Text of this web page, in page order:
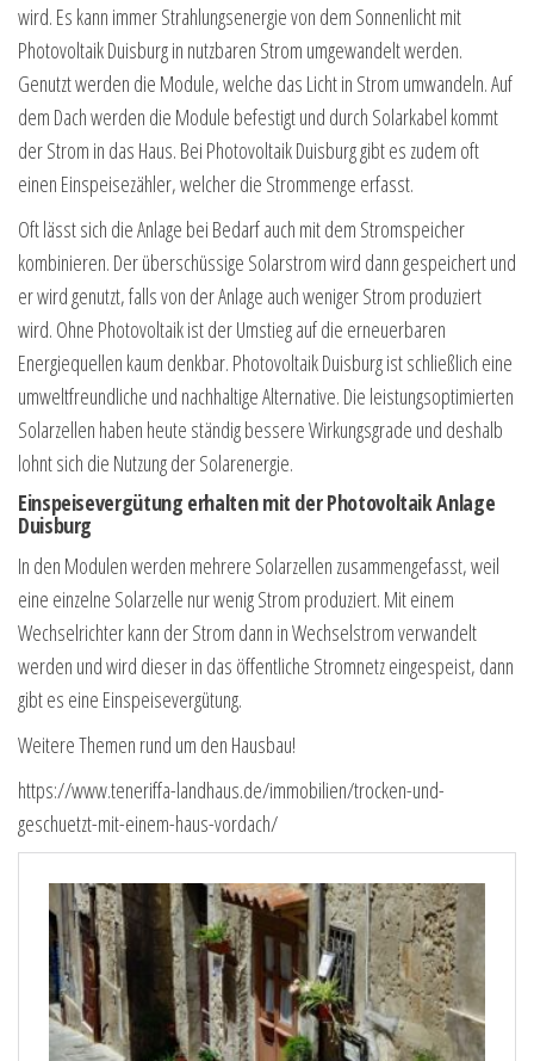
wird. Es kann immer Strahlungsenergie von dem Sonnenlicht mit
Photovoltaik Duisburg in nutzbaren Strom umgewandelt werden.
Genutzt werden die Module, welche das Licht in Strom umwandeln. Auf
dem Dach werden die Module befestigt und durch Solarkabel kommt
der Strom in das Haus. Bei Photovoltaik Duisburg gibt es zudem oft
einen Einspeisezähler, welcher die Strommenge erfasst.
Oft lässt sich die Anlage bei Bedarf auch mit dem Stromspeicher
kombinieren. Der überschüssige Solarstrom wird dann gespeichert und
er wird genutzt, falls von der Anlage auch weniger Strom produziert
wird. Ohne Photovoltaik ist der Umstieg auf die erneuerbaren
Energiequellen kaum denkbar. Photovoltaik Duisburg ist schließlich eine
umweltfreundliche und nachhaltige Alternative. Die leistungsoptimierten
Solarzellen haben heute ständig bessere Wirkungsgrade und deshalb
lohnt sich die Nutzung der Solarenergie.
Einspeisevergütung erhalten mit der Photovoltaik Anlage
Duisburg
In den Modulen werden mehrere Solarzellen zusammengefasst, weil
eine einzelne Solarzelle nur wenig Strom produziert. Mit einem
Wechselrichter kann der Strom dann in Wechselstrom verwandelt
werden und wird dieser in das öffentliche Stromnetz eingespeist, dann
gibt es eine Einspeisevergütung.
Weitere Themen rund um den Hausbau!
https://www.teneriffa-landhaus.de/immobilien/trocken-und-
geschuetzt-mit-einem-haus-vordach/